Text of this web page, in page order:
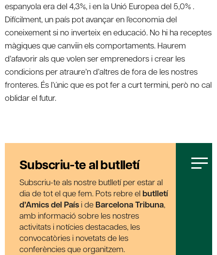
espanyola era del 4,3%, i en la Unió Europea del 5,0% .
Difícilment, un país pot avançar en l’economia del
coneixement si no inverteix en educació. No hi ha receptes
màgiques que canviïn els comportaments. Haurem
d’afavorir als que volen ser emprenedors i crear les
condicions per atraure’n d’altres de fora de les nostres
fronteres. És l’únic que es pot fer a curt termini, però no cal
oblidar el futur.
Subscriu-te al butlletí
Subscriu-te als nostre butlletí per estar al
dia de tot el que fem. Pots rebre el butlletí
d’Amics del País i de Barcelona Tribuna,
amb informació sobre les nostres
activitats i notícies destacades, les
convocatòries i novetats de les
conferències que organitzem.